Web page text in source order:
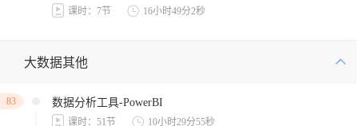
课时：7节 16小时49分2秒
大数据其他
83 数据分析工具-PowerBI
课时：51节 10小时29分55秒